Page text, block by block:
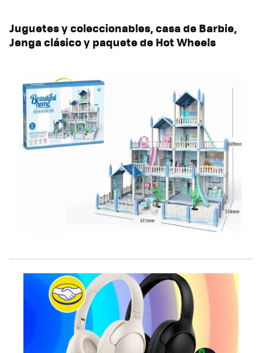
Juguetes y coleccionables, casa de Barbie,
Jenga clásico y paquete de Hot Wheels